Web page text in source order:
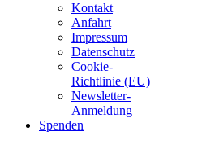
Kontakt
Anfahrt
Impressum
Datenschutz
Cookie-
Richtlinie (EU)
Newsletter-
Anmeldung
Spenden